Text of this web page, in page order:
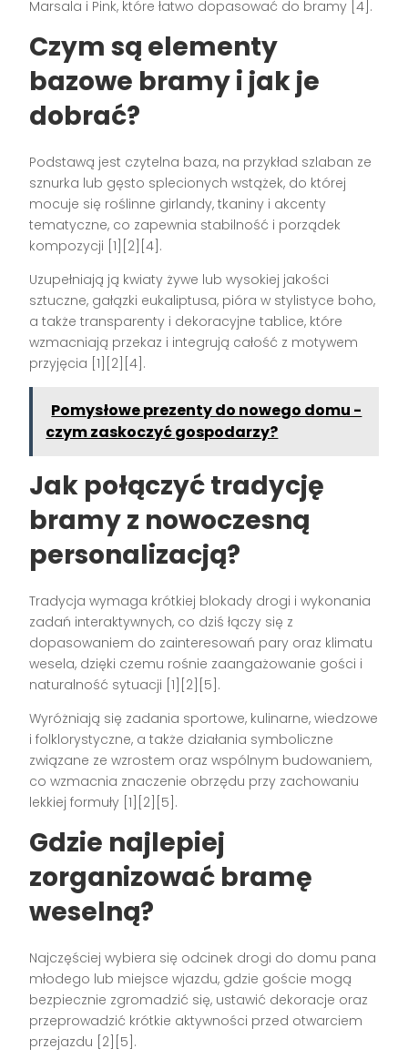
Marsala i Pink, które łatwo dopasować do bramy [4].
Czym są elementy
bazowe bramy i jak je
dobrać?
Podstawą jest czytelna baza, na przykład szlaban ze
sznurka lub gęsto splecionych wstążek, do której
mocuje się roślinne girlandy, tkaniny i akcenty
tematyczne, co zapewnia stabilność i porządek
kompozycji [1][2][4].
Uzupełniają ją kwiaty żywe lub wysokiej jakości
sztuczne, gałązki eukaliptusa, pióra w stylistyce boho,
a także transparenty i dekoracyjne tablice, które
wzmacniają przekaz i integrują całość z motywem
przyjęcia [1][2][4].
Pomysłowe prezenty do nowego domu -
czym zaskoczyć gospodarzy?
Jak połączyć tradycję
bramy z nowoczesną
personalizacją?
Tradycja wymaga krótkiej blokady drogi i wykonania
zadań interaktywnych, co dziś łączy się z
dopasowaniem do zainteresowań pary oraz klimatu
wesela, dzięki czemu rośnie zaangażowanie gości i
naturalność sytuacji [1][2][5].
Wyróżniają się zadania sportowe, kulinarne, wiedzowe
i folklorystyczne, a także działania symboliczne
związane ze wzrostem oraz wspólnym budowaniem,
co wzmacnia znaczenie obrzędu przy zachowaniu
lekkiej formuły [1][2][5].
Gdzie najlepiej
zorganizować bramę
weselną?
Najczęściej wybiera się odcinek drogi do domu pana
młodego lub miejsce wjazdu, gdzie goście mogą
bezpiecznie zgromadzić się, ustawić dekoracje oraz
przeprowadzić krótkie aktywności przed otwarciem
przejazdu [2][5].